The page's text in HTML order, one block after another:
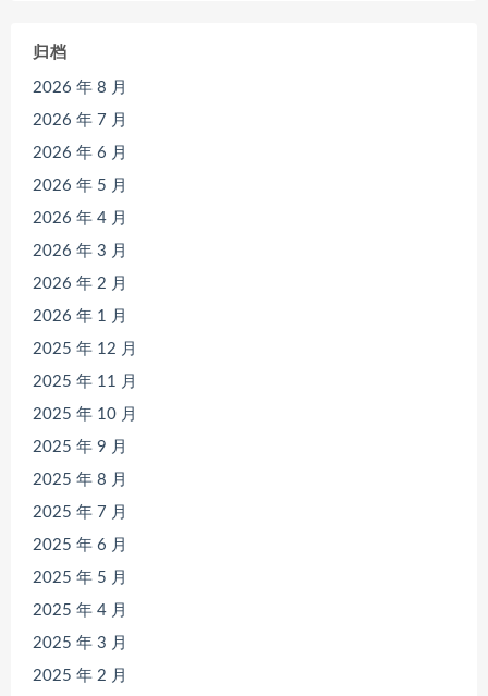
归档
2026 年 8 月
2026 年 7 月
2026 年 6 月
2026 年 5 月
2026 年 4 月
2026 年 3 月
2026 年 2 月
2026 年 1 月
2025 年 12 月
2025 年 11 月
2025 年 10 月
2025 年 9 月
2025 年 8 月
2025 年 7 月
2025 年 6 月
2025 年 5 月
2025 年 4 月
2025 年 3 月
2025 年 2 月